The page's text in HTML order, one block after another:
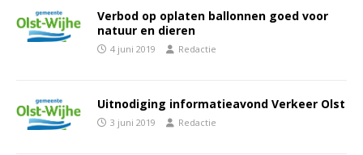
Verbod op oplaten ballonnen goed voor
natuur en dieren
4 juni 2019 Redactie
Uitnodiging informatieavond Verkeer Olst
3 juni 2019 Redactie